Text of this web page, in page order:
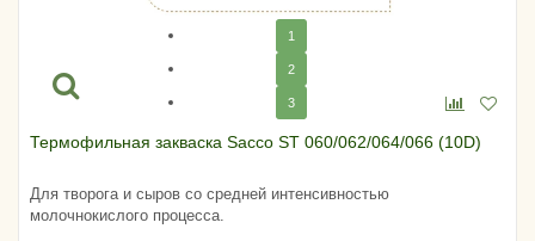
1
2
3
Термофильная закваска Sacco ST 060/062/064/066 (10D)
Для творога и сыров со средней интенсивностью
молочнокислого процесса.